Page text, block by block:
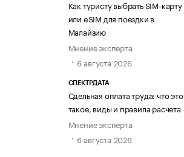
Как туристу выбрать SIM-карту
или eSIM для поездки в
Малайзию
Мнение эксперта
6 августа 2026
СПЕКТРДАТА
Сдельная оплата труда: что это
такое, виды и правила расчета
Мнение эксперта
6 августа 2026